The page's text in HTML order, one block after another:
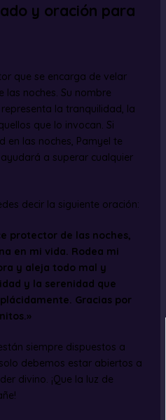
y oración para
que se encarga de velar
noches. Su nombre
la tranquilidad, la
que lo invocan. Si
en las noches, Pamyel te
a superar cualquier
decir la siguiente oración:
protector de las noches,
en mi vida. Rodea mi
y aleja todo mal y
y la serenidad que
Gracias por
siempre dispuestos a
debemos estar abiertos a
divino. ¡Que la luz de